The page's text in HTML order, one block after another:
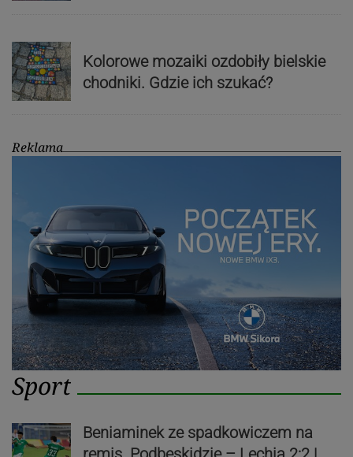
Kolorowe mozaiki ozdobiły bielskie
chodniki. Gdzie ich szukać?
Reklama
Sport
Beniaminek ze spadkowiczem na